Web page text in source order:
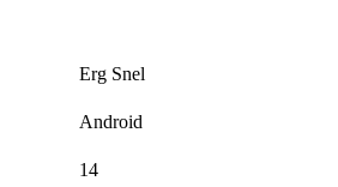
Erg Snel
Android
14